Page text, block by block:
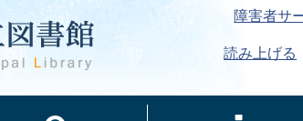
障害者サ
読み上げる